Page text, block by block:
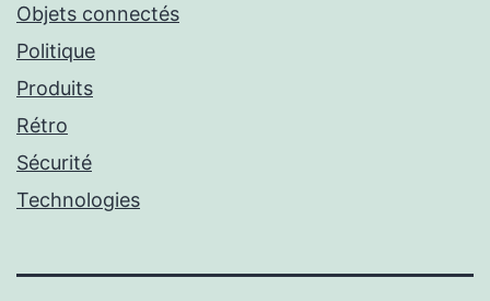
Objets connectés
Politique
Produits
Rétro
Sécurité
Technologies